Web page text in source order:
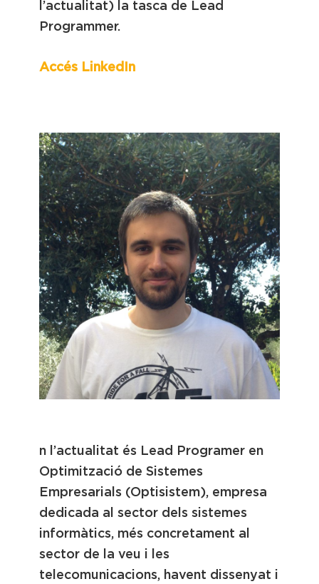
l’actualitat) la tasca de Lead
Programmer.
Accés LinkedIn
n l’actualitat és Lead Programer en
Optimització de Sistemes
Empresarials (Optisistem), empresa
dedicada al sector dels sistemes
informàtics, més concretament al
sector de la veu i les
telecomunicacions, havent dissenyat i